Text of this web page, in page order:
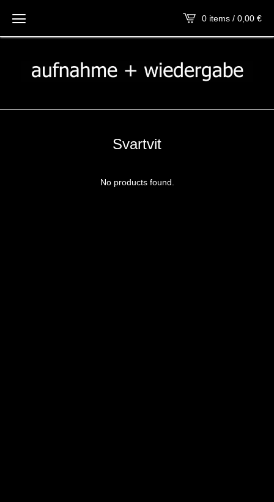
0 items / 0,00 €
Svartvit
No products found.